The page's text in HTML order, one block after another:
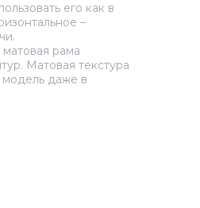
его как в
–
рама
Матовая текстура
модель даже в